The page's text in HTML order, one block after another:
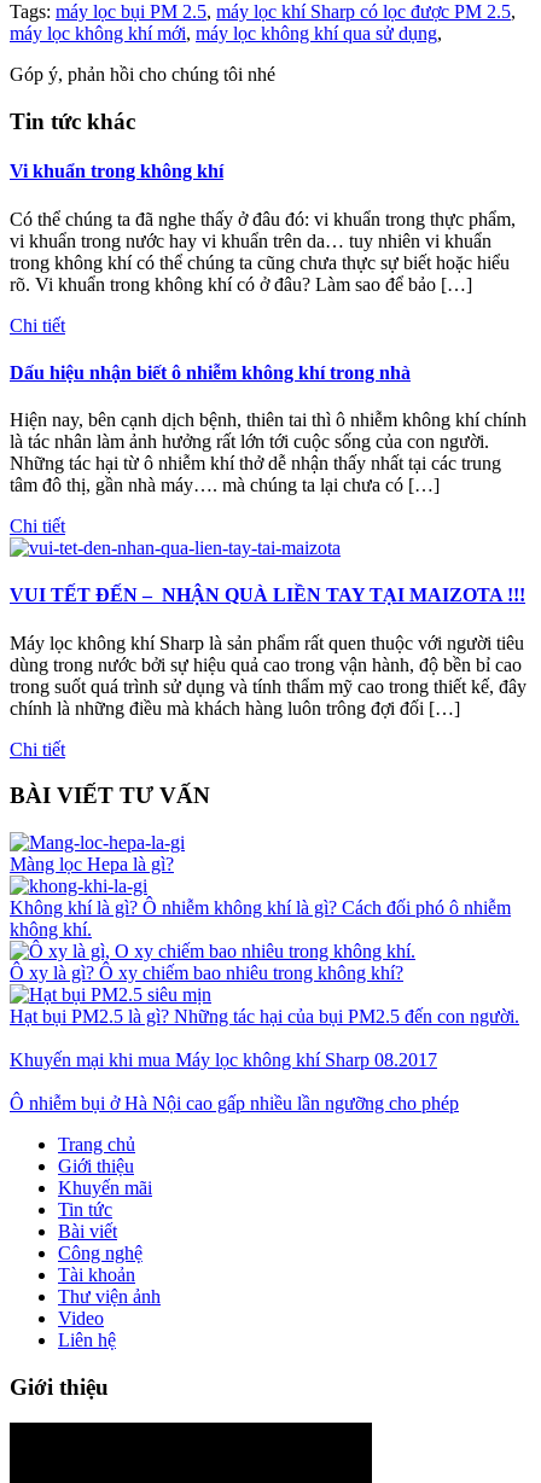
Tags: máy lọc bụi PM 2.5, máy lọc khí Sharp có lọc được PM 2.5,
máy lọc không khí mới, máy lọc không khí qua sử dụng,
Góp ý, phản hồi cho chúng tôi nhé
Tin tức khác
Vi khuẩn trong không khí
Có thể chúng ta đã nghe thấy ở đâu đó: vi khuẩn trong thực phẩm,
vi khuẩn trong nước hay vi khuẩn trên da… tuy nhiên vi khuẩn
trong không khí có thể chúng ta cũng chưa thực sự biết hoặc hiểu
rõ. Vi khuẩn trong không khí có ở đâu? Làm sao để bảo […]
Chi tiết
Dấu hiệu nhận biết ô nhiễm không khí trong nhà
Hiện nay, bên cạnh dịch bệnh, thiên tai thì ô nhiễm không khí chính
là tác nhân làm ảnh hưởng rất lớn tới cuộc sống của con người.
Những tác hại từ ô nhiễm khí thở dễ nhận thấy nhất tại các trung
tâm đô thị, gần nhà máy…. mà chúng ta lại chưa có […]
Chi tiết
VUI TẾT ĐẾN – NHẬN QUÀ LIỀN TAY TẠI MAIZOTA !!!
Máy lọc không khí Sharp là sản phẩm rất quen thuộc với người tiêu
dùng trong nước bởi sự hiệu quả cao trong vận hành, độ bền bỉ cao
trong suốt quá trình sử dụng và tính thẩm mỹ cao trong thiết kế, đây
chính là những điều mà khách hàng luôn trông đợi đối […]
Chi tiết
BÀI VIẾT TƯ VẤN
Màng lọc Hepa là gì?
Không khí là gì? Ô nhiễm không khí là gì? Cách đối phó ô nhiễm
không khí.
Ô xy là gì? Ô xy chiếm bao nhiêu trong không khí?
Hạt bụi PM2.5 là gì? Những tác hại của bụi PM2.5 đến con người.
Khuyến mại khi mua Máy lọc không khí Sharp 08.2017
Ô nhiễm bụi ở Hà Nội cao gấp nhiều lần ngưỡng cho phép
Trang chủ
Giới thiệu
Khuyến mãi
Tin tức
Bài viết
Công nghệ
Tài khoản
Thư viện ảnh
Video
Liên hệ
Giới thiệu